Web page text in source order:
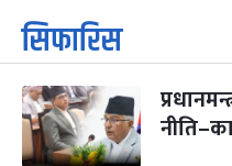
१
आइत
कार्तिक सङ्क्रान्ति
कार्तिक १, २०८३
३
मंगल
महानवमी
कार्तिक ३, २०८३-Oct 20,
सिफारिस